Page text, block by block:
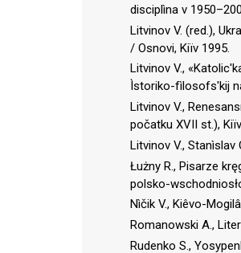
disciplìna v
Litvinov V. (red.),
/ Osnovi, Kiїv 1995.
Litvinov V.,
Ìstoriko-fìlosofs′kij
Litvinov V.,
počatku XVII st.),
Litvinov V., Stanìslav
Łużny R., Pisarze
polsko-
Nìčik V., Kiêvo-
Romanowski A.,
Rudenko S.,